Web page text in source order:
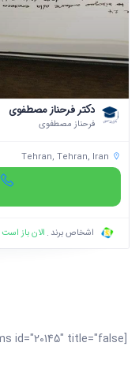
دکتر فرحناز مصطفوی
فرحناز مصطفوی
Tehran, Tehran, Iran
اشخاص برند الان باز است
[wpforms id="20145" title="false"]